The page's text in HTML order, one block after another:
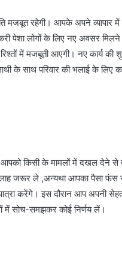
मजबूत रहेगी। आपके अपने
पेशा लोगों के लिए नए अवसर
रिश्तों में मजबूती आएगी। नए
के साथ परिवार की भलाई के लिए
किसी के मामलों में दखल देने से
जरूर ले ,अन्यथा आपका पैसा फंस
करेंगे। इस दौरान आप अपनी
में सोच-समझकर कोई निर्णय लें।